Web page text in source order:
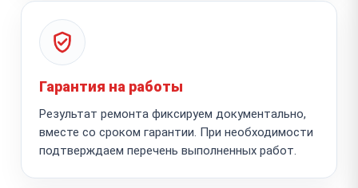
Гарантия на работы
Результат ремонта фиксируем документально,
вместе со сроком гарантии. При необходимости
подтверждаем перечень выполненных работ.